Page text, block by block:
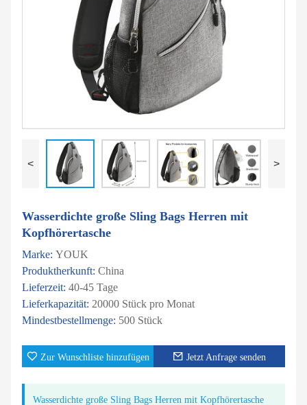
< >
Wasserdichte große Sling Bags Herren mit
Kopfhörertasche
Marke: YOUK
Produktherkunft: China
Lieferzeit: 40-45 Tage
Lieferkapazität: 20000 Stück pro Monat
Mindestbestellmenge: 500 Stück
Zur Wunschliste hinzufügen Jetzt Anfrage senden
Wasserdichte große Sling Bags Herren mit Kopfhörertasche